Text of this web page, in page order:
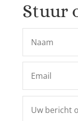
Stuur